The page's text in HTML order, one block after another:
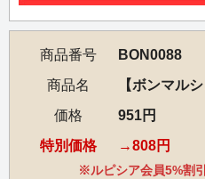
商品番号
BON0088
商品名
【ボンマル
価格
951円
特別価格
808円
※ルピシア会員5%割